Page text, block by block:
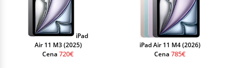
iPad
Air 11 M3 (2025)
Cena 720€
iPad Air 11 M4 (2026)
Cena 785€